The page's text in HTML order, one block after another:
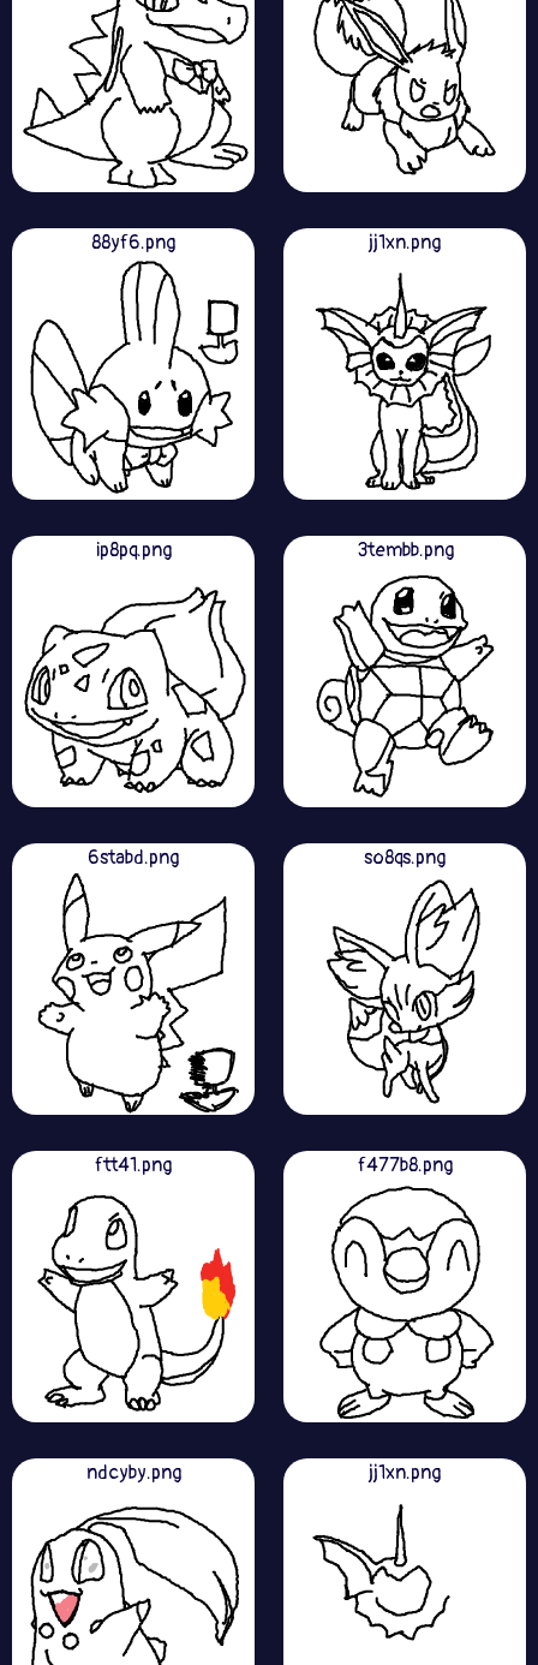
88yf6.png jj1xn.png
ip8pq.png 3tembb.png
6stabd.png so8qs.png
ftt41.png f477b8.png
ndcyby.png jj1xn.png